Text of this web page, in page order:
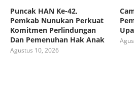
Puncak HAN Ke-42,
Pemkab Nunukan Perkuat
Komitmen Perlindungan
Dan Pemenuhan Hak Anak
Agustus 10, 2026